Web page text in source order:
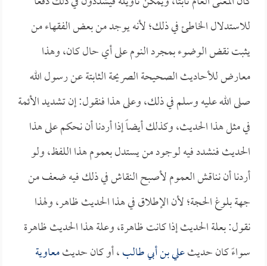
للاستدلال الخاطئ في ذلك؛ لأنه يوجد من بعض الفقهاء من
يثبت نقض الوضوء بمجرد النوم على أي حال كان، وهذا
معارض للأحاديث الصحيحة الصريحة الثابتة عن رسول الله
صلى الله عليه وسلم في ذلك، وعلى هذا فنقول: إن تشديد الأئمة
في مثل هذا الحديث، وكذلك أيضاً إذا أردنا أن نحكم على هذا
الحديث فنشدد فيه لوجود من يستدل بعموم هذا اللفظ، ولو
أردنا أن نناقش العموم لأصبح النقاش في ذلك فيه ضعف من
جهة بلوغ الحجة؛ لأن الإطلاق في هذا الحديث ظاهر، ولهذا
نقول: بعلة الحديث إذا كانت ظاهرة، وعلة هذا الحديث ظاهرة
سواءً كان حديثعلي بن أبي طالب، أو كان حديثمعاوية